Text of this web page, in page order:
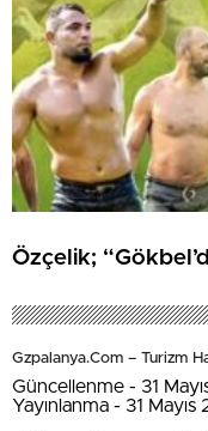
Özçelik;
Gzpalanya.com – Turizm
Güncellenme - 31
Yayınlanma - 31 Mayıs